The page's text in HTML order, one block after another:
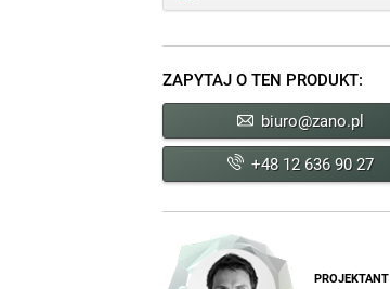
ZAPYTAJ O TEN PRODUKT:
biuro@zano.pl
+48 12 636 90 27
PROJEKTANT